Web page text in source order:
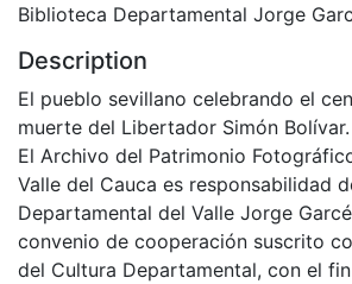
Biblioteca Departamental Jorge
Description
El pueblo sevillano celebrando el
muerte del Libertador Simón
El Archivo del Patrimonio
Valle del Cauca es responsabilidad
Departamental del Valle Jorge
convenio de cooperación suscrito
del Cultura Departamental, con el